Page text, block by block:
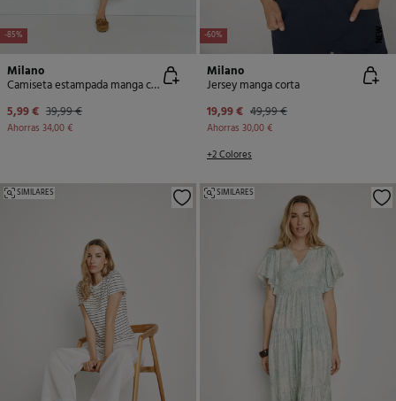
-85%
Milano
Camiseta estampada manga corta
5,99 € 39,99 €
Ahorras 34,00 €
-60% NEW
Milano
Jersey manga corta
19,99 € 49,99 €
Ahorras 30,00 €
+2 Colores
SIMILARES SIMILARES